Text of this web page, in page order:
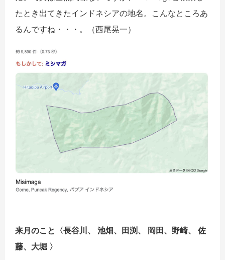
たとき出てきたインドネシアの地名。こんなところあ
るんですね・・・。（西尾晃一）
来月のこと〈長谷川、 池畑、田渕、 岡田、野崎、 佐
藤、大堀 〉